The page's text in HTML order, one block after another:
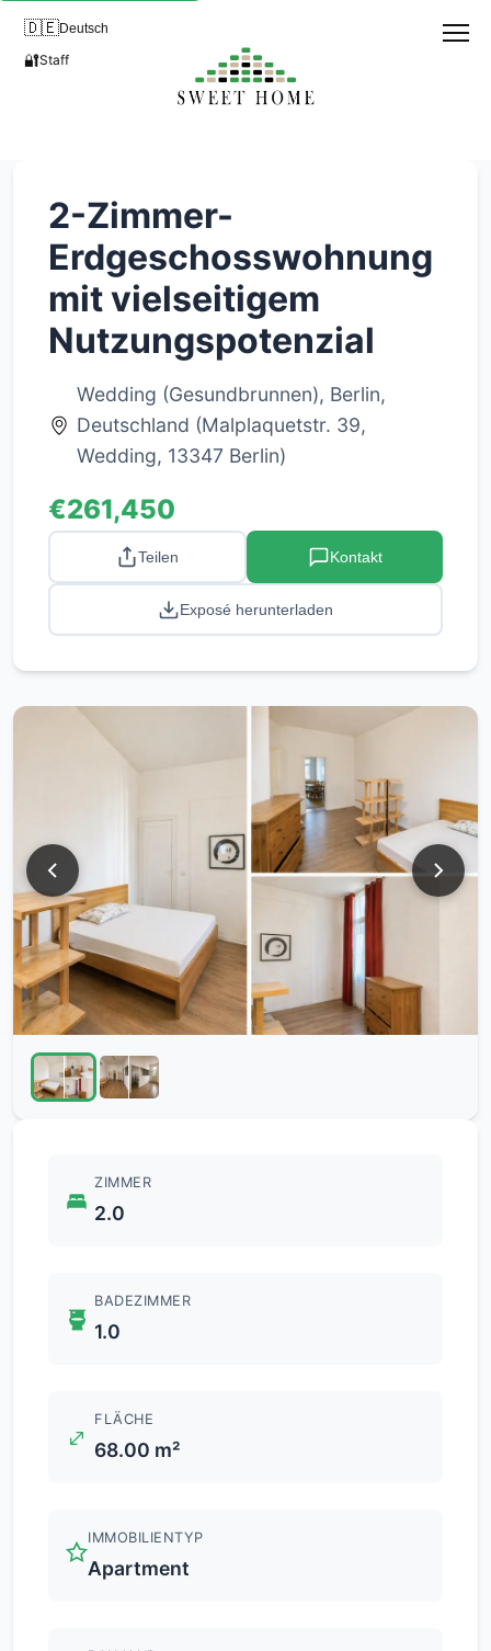
🇩🇪Deutsch
🔐Staff
2-Zimmer-
Erdgeschosswohnung
mit vielseitigem
Nutzungspotenzial
Wedding (Gesundbrunnen), Berlin,
Deutschland (Malplaquetstr. 39,
Wedding, 13347 Berlin)
€261,450
Teilen Kontakt
Exposé herunterladen
ZIMMER
2.0
BADEZIMMER
1.0
FLÄCHE
68.00 m²
IMMOBILIENTYP
Apartment